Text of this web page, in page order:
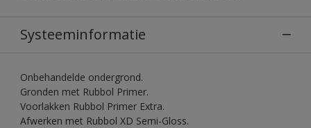
Systeeminformatie
Onbehandelde ondergrond.
Gronden met Rubbol Primer.
Voorlakken Rubbol Primer Extra.
Afwerken met Rubbol XD Semi-Gloss.